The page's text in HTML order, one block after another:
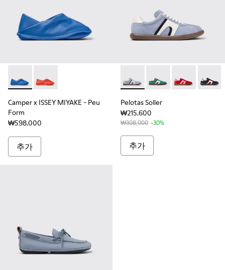
Camper x ISSEY MIYAKE - Peu Form - K201849-004 - 남성
Camper x ISSEY MIYAKE - Peu Form - K201849-005
Camper x ISSEY MIYAKE - Peu
Form
₩598,000
추가
Pelotas Soller - K201608-
Pelotas Soller -
Pelotas
Pelotas Soller
₩215,600
₩308,000 -30%
추가